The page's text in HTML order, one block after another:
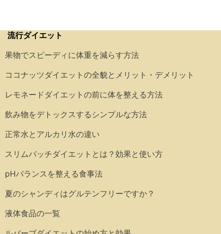
流行ダイエット
果物でスピーディに体重を減らす方法
ココナッツダイエットの全貌とメリット・デメリット
レモネードダイエットの前に体を整える方法
飲み物をデトックスするシンプルな方法
正常水とアルカリ水の違い
スリムパッチダイエットとは？効果と使い方
pHバランスを整える食事法
夏のシャンディはグルテンフリーですか？
液体食品の一覧